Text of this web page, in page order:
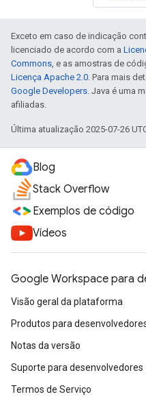
Exceto em caso de indicação
licenciado de acordo com a
Commons, e as amostras de
Licença Apache 2.0. Para mais
Google Developers. Java é uma
afiliadas.
Última atualização 2025-07-26
Blog
Stack Overflow
Exemplos de código
Vídeos
Google Workspace para
Visão geral da plataforma
Produtos para
Notas da versão
Suporte para desenvolvedores
Termos de Serviço